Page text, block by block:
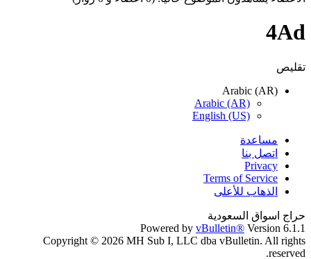
Terms
Powered by
Copyright © 2026 MH Sub I, LLC dba